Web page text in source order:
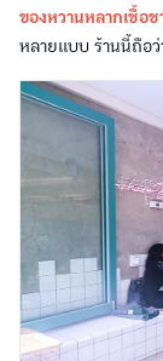
ของหวานหลากเชื้อช
หลายแบบ ร้านนี้ถือ